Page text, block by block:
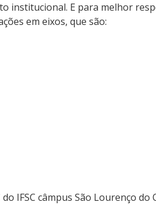
institucional. E para melhor
em eixos, que são:
IFSC câmpus São Lourenço do